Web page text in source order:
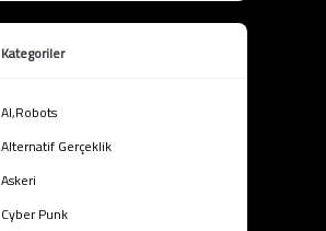
Kategoriler
AI,Robots
Alternatif Gerçeklik
Askeri
Cyber Punk